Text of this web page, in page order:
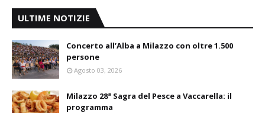
ULTIME NOTIZIE
Concerto all’Alba a Milazzo con oltre 1.500
persone
Agosto 03, 2026
Milazzo 28ª Sagra del Pesce a Vaccarella: il
programma